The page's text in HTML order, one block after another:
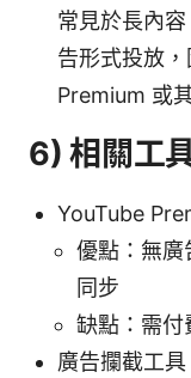
常見於長內
告形式投放
Premium 或
6) 相關工
YouTube
優點：無廣
同步
缺點：需付
廣告攔截工具